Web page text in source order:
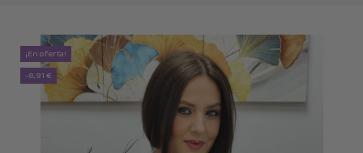
¡En oferta!
-8,91 €